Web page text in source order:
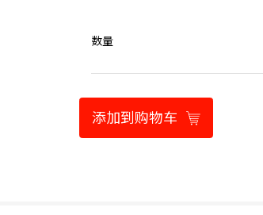
数量
添加到购物车